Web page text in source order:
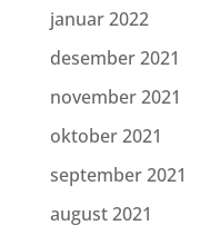
januar 2022
desember 2021
november 2021
oktober 2021
september 2021
august 2021